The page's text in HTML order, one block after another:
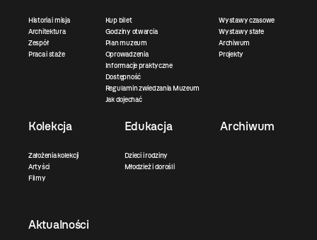
Historia i misja
Architektura
Zespół
Praca i staże
Kup bilet
Godziny otwarcia
Plan muzeum
Oprowadzenia
Informacje praktyczne
Dostępność
Regulamin zwiedzania Muzeum
Jak dojechać
Wystawy czasowe
Wystawy stałe
Archiwum
Projekty
Kolekcja
Założenia kolekcji
Artyści
Filmy
Edukacja
Dzieci i rodziny
Młodzież i dorośli
Archiwum
Aktualności